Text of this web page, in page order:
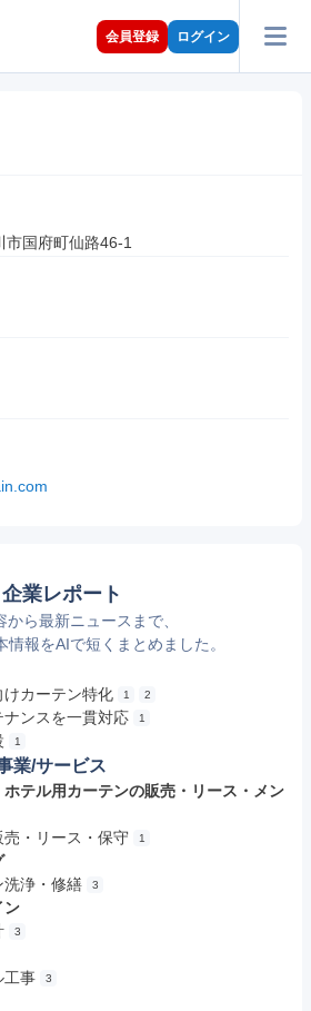
会員登録 ログイン
国府町仙路46-1
企業レポート
から最新ニュースまで、
情報をAIで短くまとめました。
けカーテン特化 1 2
ンスを一貫対応 1
1
業/サービス
テル用カーテンの販売・リース・メン
・リース・保守
1
洗浄・修繕
3
ン
3
工事
3